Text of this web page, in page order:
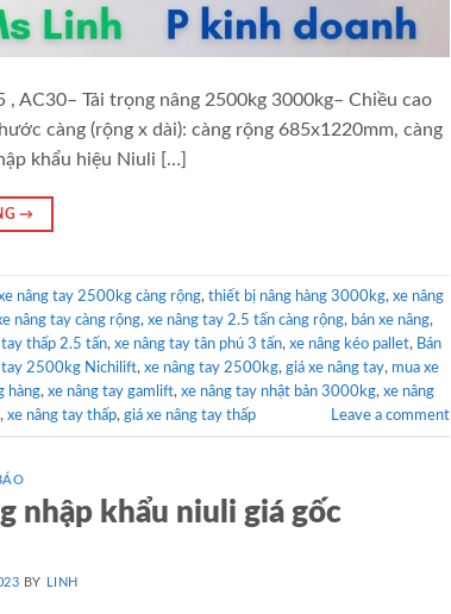
AC30– Tải trọng nâng 2500kg 3000kg– Chiều cao
càng (rộng x dài): càng rộng 685x1220mm, càng
khẩu hiệu Niuli […]
→
nâng tay 2500kg càng rộng, thiết bị nâng hàng 3000kg, xe nâng
nâng tay càng rộng, xe nâng tay 2.5 tấn càng rộng, bán xe nâng,
tay thấp 2.5 tấn, xe nâng tay tân phú 3 tấn, xe nâng kéo pallet, Bán
tay 2500kg Nichilift, xe nâng tay 2500kg, giá xe nâng tay, mua xe
hàng, xe nâng tay gamlift, xe nâng tay nhật bản 3000kg, xe nâng
, xe nâng tay thấp, giá xe nâng tay thấp Leave a comment
nhập khẩu niuli giá gốc
BY LINH